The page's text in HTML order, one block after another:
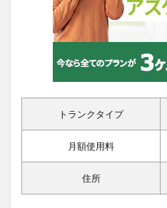
トランクタイプ
月額使用料
住所